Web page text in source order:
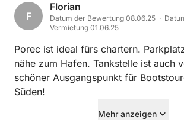
F
Florian
Datum der Bewertung 08.06.25 ·
Vermietung 01.06.25
Porec ist ideal fürs chartern.
nähe zum Hafen. Tankstelle ist auch
schöner Ausgangspunkt für
Süden!
Mehr anzeigen